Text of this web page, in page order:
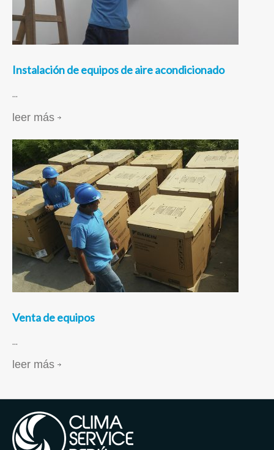
Instalación de equipos de aire acondicionado
...
leer más
Venta de equipos
...
leer más